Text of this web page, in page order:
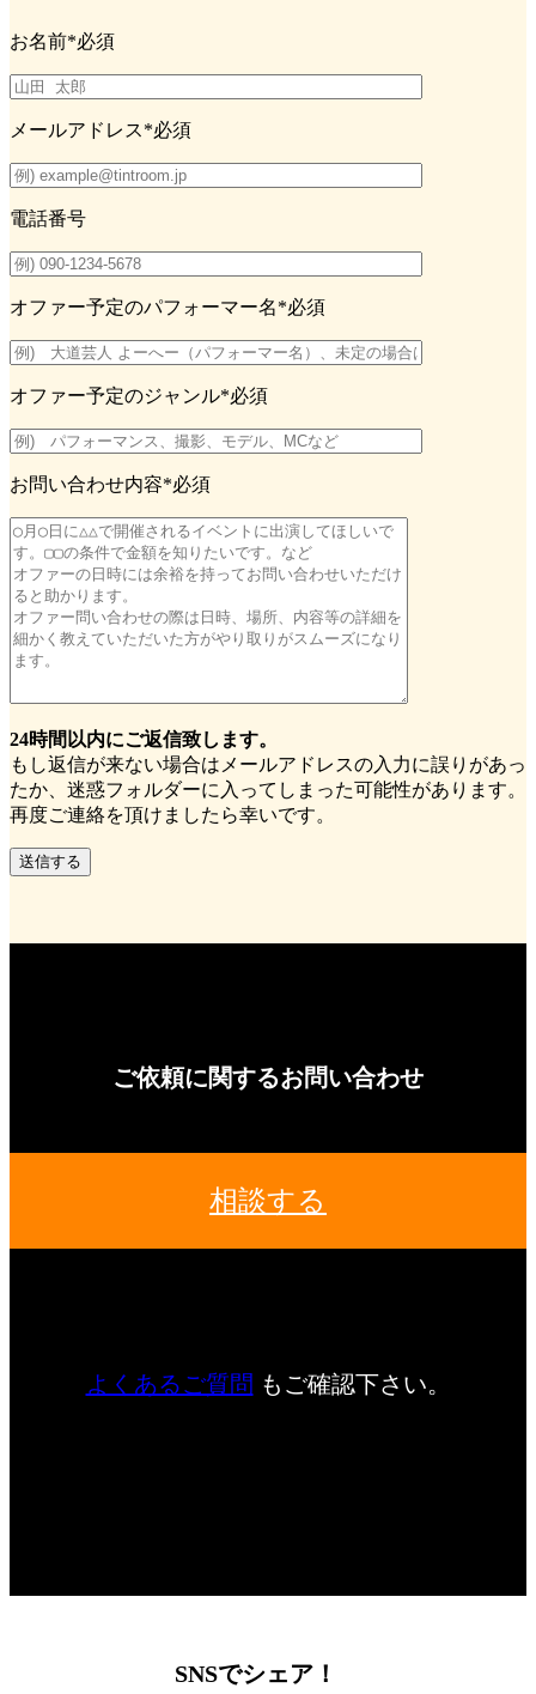
お名前*必須
メールアドレス*必須
電話番号
オファー予定のパフォーマー名*必須
オファー予定のジャンル*必須
お問い合わせ内容*必須
24時間以内にご返信致します。
もし返信が来ない場合はメールアドレスの入力に誤りがあっ
たか、迷惑フォルダーに入ってしまった可能性があります。
再度ご連絡を頂けましたら幸いです。
ご依頼に関するお問い合わせ
相談する
よくあるご質問 もご確認下さい。
SNSでシェア！